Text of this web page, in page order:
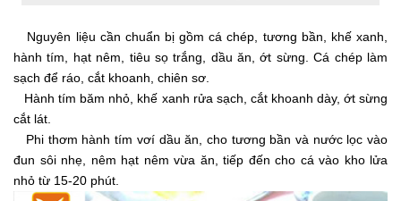
Nguyên liệu cần chuẩn bị gồm cá chép, tương bần, khế xanh,
hành tím, hạt nêm, tiêu sọ trắng, dầu ăn, ớt sừng. Cá chép làm
sạch để ráo, cắt khoanh, chiên sơ.
Hành tím băm nhỏ, khế xanh rửa sạch, cắt khoanh dày, ớt sừng
cắt lát.
Phi thơm hành tím vơí dầu ăn, cho tương bần và nước lọc vào
đun sôi nhẹ, nêm hạt nêm vừa ăn, tiếp đến cho cá vào kho lửa
nhỏ từ 15-20 phút.